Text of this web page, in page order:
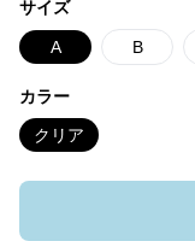
サイズ
A B
カラー
クリア